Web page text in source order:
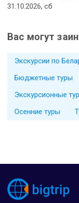
31.10.2026, сб
Вас могут
Экскурсии по
Бюджетные туры
Экскурсионные
Осенние туры